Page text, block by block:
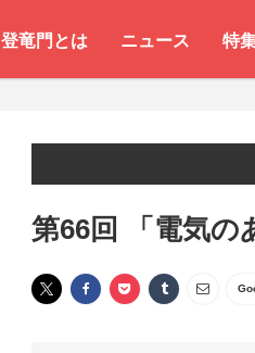
登竜門とは ニュース 特
第66回 「電気の